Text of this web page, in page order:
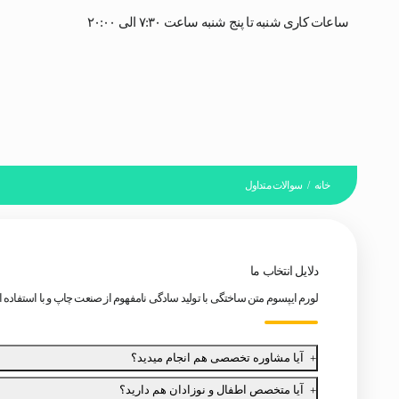
ساعات کاری شنبه تا پنج شنبه ساعت ۷:۳۰ الی ۲۰:۰۰
خانه / سوالات متداول
دلایل انتخاب ما
لورم ایپسوم متن ساختگی با تولید سادگی نامفهوم از صنعت چاپ و با
آیا مشاوره تخصصی هم انجام میدید؟
برای تغییر این متن بر روی دکمه ویرایش کلیک کنید. لورم ایپسوم متن
آیا متخصص اطفال و نوزادان هم دارید؟